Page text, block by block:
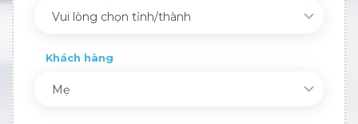
Vui lòng chọn tỉnh/thành
Khách hàng
Mẹ